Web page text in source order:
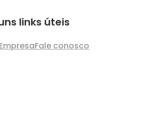
links úteis
Fale conosco